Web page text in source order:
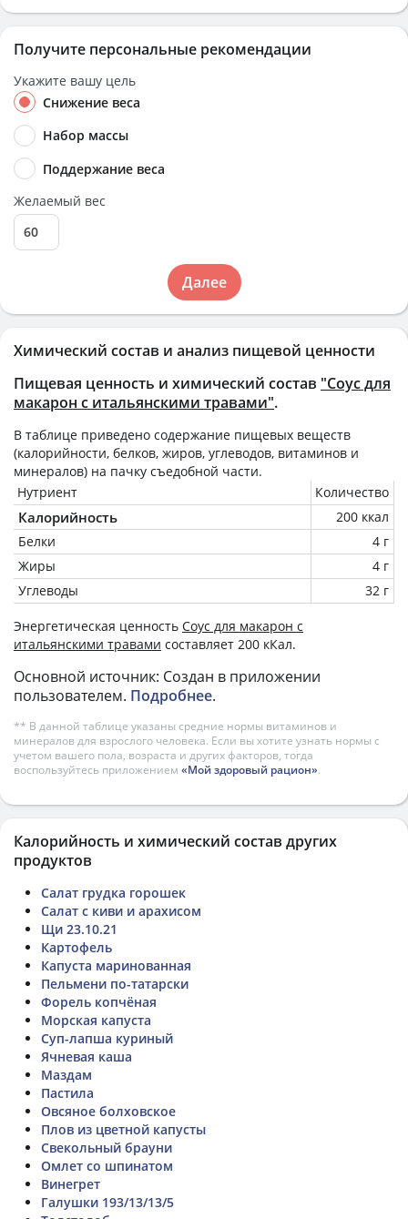
Химический состав и анализ пищевой ценности
Пищевая ценность и химический состав "Соус для
макарон с итальянскими травами".
В таблице приведено содержание пищевых веществ
(калорийности, белков, жиров, углеводов, витаминов и
минералов) на пачку съедобной части.
Нутриент
Количество
Калорийность
200 ккал
Белки
4 г
Жиры
4 г
Углеводы
32 г
Энергетическая ценность Соус для макарон с
итальянскими травами составляет 200 кКал.
Основной источник: Создан в приложении
пользователем. Подробнее.
** В данной таблице указаны средние нормы витаминов и
минералов для взрослого человека. Если вы хотите узнать нормы с
учетом вашего пола, возраста и других факторов, тогда
воспользуйтесь приложением «Мой здоровый рацион».
Получите персональные рекомендации
Укажите вашу цель
Снижение веса
Набор массы
Поддержание веса
Желаемый вес
Далее
Калорийность и химический состав других
продуктов
Салат грудка горошек
Салат с киви и арахисом
Щи 23.10.21
Картофель
Капуста маринованная
Пельмени по-татарски
Форель копчёная
Морская капуста
Суп-лапша куриный
Ячневая каша
Маздам
Пастила
Овсяное болховское
Плов из цветной капусты
Свекольный брауни
Омлет со шпинатом
Винегрет
Галушки 193/13/13/5